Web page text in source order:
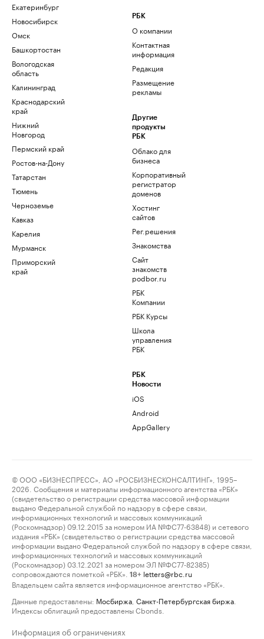
Екатеринбург
Новосибирск
Омск
Башкортостан
Вологодская
область
Калининград
Краснодарский
край
Нижний
Новгород
Пермский край
Ростов-на-Дону
Татарстан
Тюмень
Черноземье
Кавказ
Карелия
Мурманск
Приморский
край
РБК
О компании
Контактная
информация
Редакция
Размещение
рекламы
Другие
продукты
РБК
Облако для
бизнеса
Корпоративный
регистратор
доменов
Хостинг
сайтов
Рег.решения
Знакомства
Сайт
знакомств
podbor.ru
РБК
Компании
РБК Курсы
Школа
управления
РБК
РБК
Новости
iOS
Android
AppGallery
© ООО «БИЗНЕСПРЕСС», АО «РОСБИЗНЕСКОНСАЛТИНГ», 1995–
2026. Сообщения и материалы информационного агентства «РБК»
(свидетельство о регистрации средства массовой информации
выдано Федеральной службой по надзору в сфере связи,
информационных технологий и массовых коммуникаций
(Роскомнадзор) 09.12.2015 за номером ИА №ФС77-63848) и сетевого
издания «РБК» (свидетельство о регистрации средства массовой
информации выдано Федеральной службой по надзору в сфере связи,
информационных технологий и массовых коммуникаций
(Роскомнадзор) 03.12.2021 за номером ЭЛ №ФС77-82385)
сопровождаются пометкой «РБК».
18+ letters@rbc.ru
Владельцем сайта является информационное агентство «РБК».
Данные предоставлены: Мосбиржа Санкт-Петербургская биржа
Индексы облигаций предоставлены Cbonds.
Информация об ограничениях